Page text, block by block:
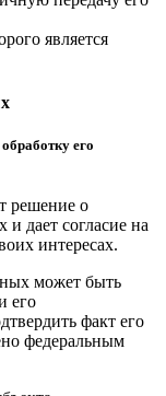
является
его
решение о
дает согласие на
интересах.
может быть
его
факт его
федеральным